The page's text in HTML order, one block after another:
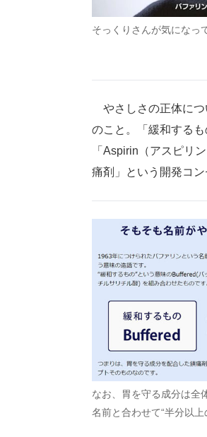
そっくりさんが気になっ
やさしさの正体につ
のこと。「緩和する
「Aspirin（アスピリ
痛剤」という開発コ
なお、胃を守る成分は全
名前と合わせて“半分以